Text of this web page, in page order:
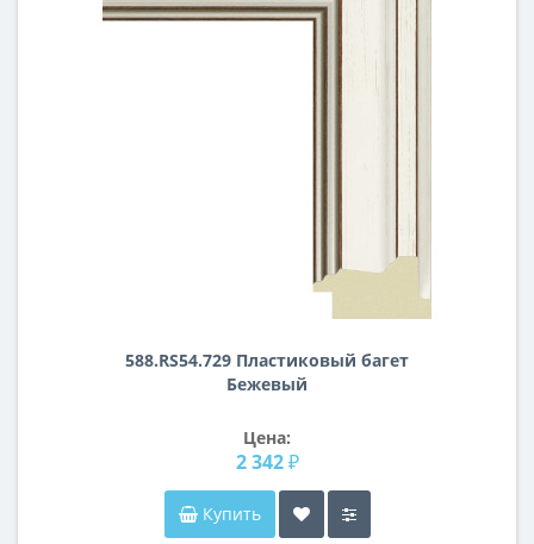
588.RS54.729 Пластиковый багет
Бежевый
Цена:
2 342 ₽
Купить